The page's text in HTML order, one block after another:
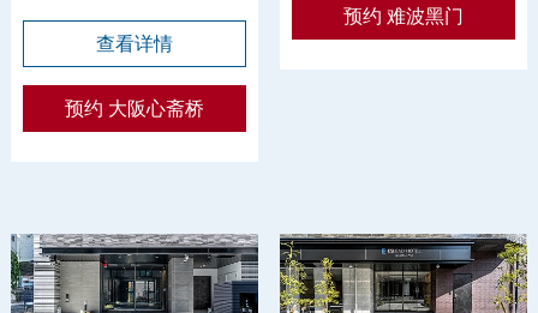
查看详情
预约 大阪心斋桥
预约 难波黑门